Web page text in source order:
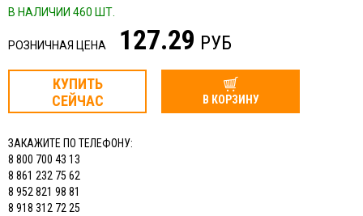
В НАЛИЧИИ 460 ШТ.
РОЗНИЧНАЯ ЦЕНА 127.29 РУБ
КУПИТЬ
СЕЙЧАС
В КОРЗИНУ
ЗАКАЖИТЕ ПО ТЕЛЕФОНУ:
8 800 700 43 13
8 861 232 75 62
8 952 821 98 81
8 918 312 72 25